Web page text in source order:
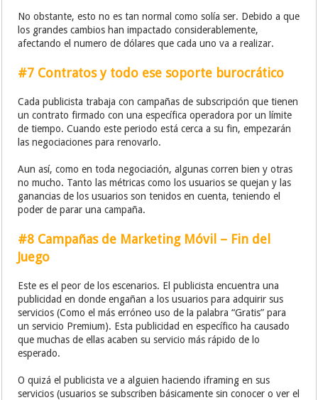
No obstante, esto no es tan normal como solía ser. Debido a que
los grandes cambios han impactado considerablemente,
afectando el numero de dólares que cada uno va a realizar.
#7 Contratos y todo ese soporte burocrático
Cada publicista trabaja con campañas de subscripción que tienen
un contrato firmado con una específica operadora por un límite
de tiempo. Cuando este periodo está cerca a su fin, empezarán
las negociaciones para renovarlo.
Aun así, como en toda negociación, algunas corren bien y otras
no mucho. Tanto las métricas como los usuarios se quejan y las
ganancias de los usuarios son tenidos en cuenta, teniendo el
poder de parar una campaña.
#8 Campañas de Marketing Móvil – Fin del
Juego
Este es el peor de los escenarios. El publicista encuentra una
publicidad en donde engañan a los usuarios para adquirir sus
servicios (Como el más erróneo uso de la palabra “Gratis” para
un servicio Premium). Esta publicidad en específico ha causado
que muchas de ellas acaben su servicio más rápido de lo
esperado.
O quizá el publicista ve a alguien haciendo iframing en sus
servicios (usuarios se subscriben básicamente sin conocer o ver el